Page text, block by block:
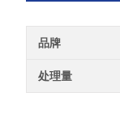
品牌
处理量